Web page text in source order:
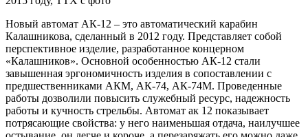
Новый автомат АК-12 – это автоматический карабин
Калашникова, сделанный в 2012 году. Представляет собой
перспективное изделие, разработанное концерном
«Калашников». Основной особенностью АК-12 стали
завышенная эргономичность изделия в сопоставлении с
предшественниками АКМ, АК-74, АК-74М. Проведенные
работы дозволили повысить служебный ресурс, надежность
работы и кучность стрельбы. Автомат ак 12 показывает
потрясающие свойства: у него наименьшая отдача, наилучшее